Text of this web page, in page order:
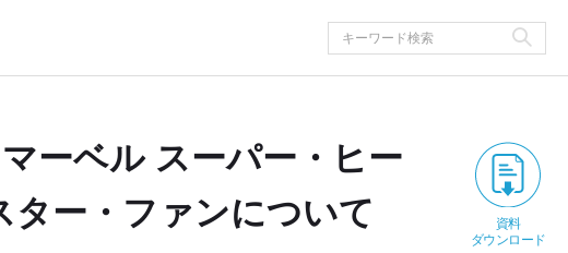
ーベル スーパー・ヒー
ター・ファンについて
資料
ダウンロード